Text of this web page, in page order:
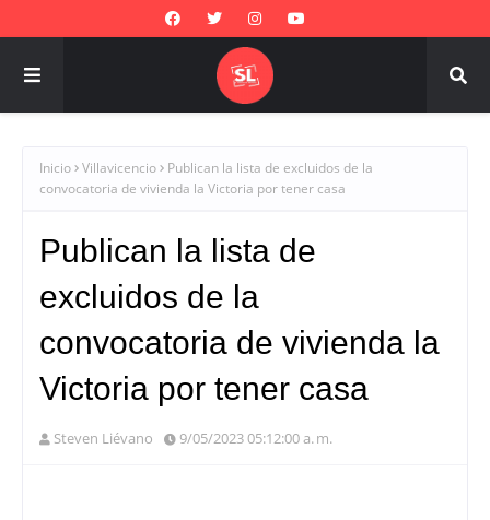
Inicio Villavicencio
Publican la lista de excluidos de la
convocatoria de vivienda la Victoria por tener casa
Publican la lista de
excluidos de la
convocatoria de vivienda la
Victoria por tener casa
Steven Liévano 9/05/2023 05:12:00 a. m.